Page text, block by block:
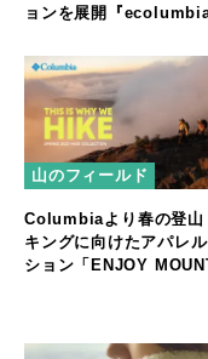
ョンを展開『
山のフィールド
Columbiaより春の登山
キングに向けたアパレ
ション「ENJOY